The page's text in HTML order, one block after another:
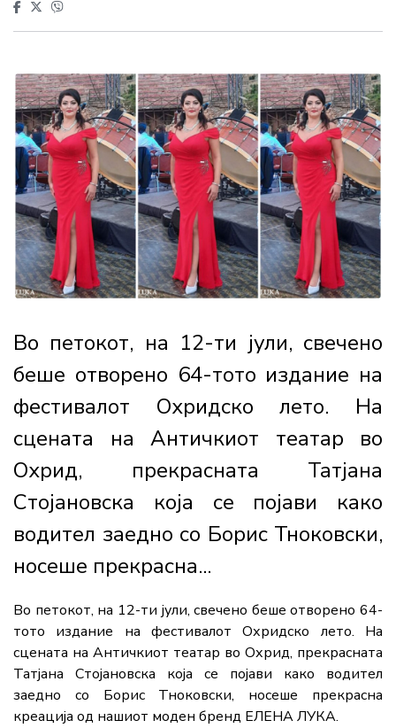
Во петокот, на 12-ти јули, свечено
беше отворено 64-тото издание на
фестивалот Охридско лето. На
сцената на Античкиот театар во
Охрид, прекрасната Татјана
Стојановска која се појави како
водител заедно со Борис Тноковски,
носеше прекрасна...
Во петокот, на 12-ти јули, свечено беше отворено 64-
тото издание на фестивалот Охридско лето. На
сцената на Античкиот театар во Охрид, прекрасната
Татјана Стојановска која се појави како водител
заедно со Борис Тноковски, носеше прекрасна
креација од нашиот моден бренд ЕЛЕНА ЛУКА.